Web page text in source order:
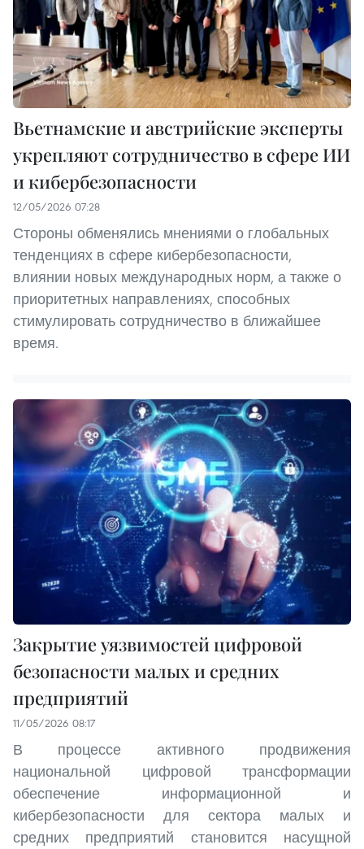
Вьетнамские и австрийские эксперты
укрепляют сотрудничество в сфере ИИ
и кибербезопасности
12/05/2026 07:28
Стороны обменялись мнениями о глобальных
тенденциях в сфере кибербезопасности,
влиянии новых международных норм, а также о
приоритетных направлениях, способных
стимулировать сотрудничество в ближайшее
время.
Закрытие уязвимостей цифровой
безопасности малых и средних
предприятий
11/05/2026 08:17
В процессе активного продвижения
национальной цифровой трансформации
обеспечение информационной и
кибербезопасности для сектора малых и
средних предприятий становится насущной